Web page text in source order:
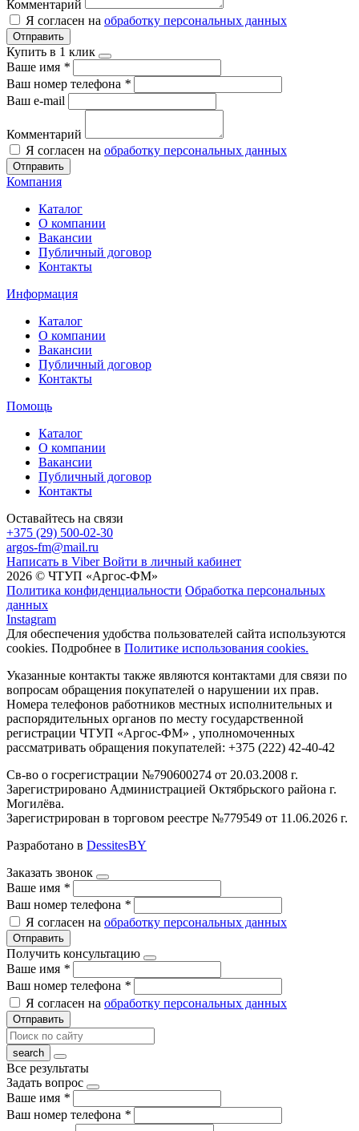
Комментарий
Я согласен на обработку персональных данных
Отправить
Купить в 1 клик
Ваше имя *
Ваш номер телефона *
Ваш e-mail
Комментарий
Я согласен на обработку персональных данных
Отправить
Компания
Каталог
О компании
Вакансии
Публичный договор
Контакты
Информация
Каталог
О компании
Вакансии
Публичный договор
Контакты
Помощь
Каталог
О компании
Вакансии
Публичный договор
Контакты
Оставайтесь на связи
+375 (29) 500-02-30
argos-fm@mail.ru
Написать в Viber Войти в личный кабинет
2026 © ЧТУП «Аргос-ФМ»
Политика конфиденциальности Обработка персональных
данных
Instagram
Для обеспечения удобства пользователей сайта используются
cookies. Подробнее в Политике использования cookies.
Указанные контакты также являются контактами для связи по
вопросам обращения покупателей о нарушении их прав.
Номера телефонов работников местных исполнительных и
распорядительных органов по месту государственной
регистрации ЧТУП «Аргос-ФМ» , уполномоченных
рассматривать обращения покупателей: +375 (222) 42-40-42
Св-во о госрегистрации №790600274 от 20.03.2008 г.
Зарегистрировано Администрацией Октябрьского района г.
Могилёва.
Зарегистрирован в торговом реестре №779549 от 11.06.2026 г.
Разработано в DessitesBY
Заказать звонок
Ваше имя *
Ваш номер телефона *
Я согласен на обработку персональных данных
Отправить
Получить консультацию
Ваше имя *
Ваш номер телефона *
Я согласен на обработку персональных данных
Отправить
Все результаты
Задать вопрос
Ваше имя *
Ваш номер телефона *